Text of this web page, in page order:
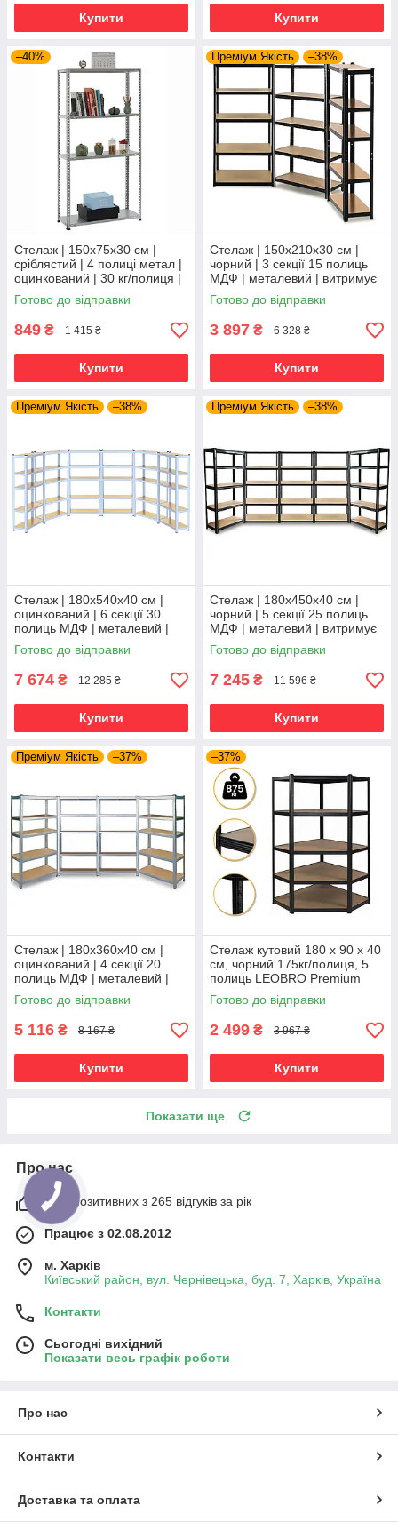
Купити Купити
–40%
Стелаж | 150х75х30 см |
сріблястий | 4 полиці метал |
оцинкований | 30 кг/полиця |
компактний | не псує підлогу |
Siker
Готово до відправки
849 ₴ 1 415 ₴
Купити
Преміум Якість –38%
Стелаж | 150х210х30 см |
чорний | 3 секції 15 полиць
МДФ | металевий | витримує
150 кг на полицю |
універсальний
Готово до відправки
3 897 ₴ 6 328 ₴
Купити
Преміум Якість –38%
Стелаж | 180х540х40 см |
оцинкований | 6 секції 30
полиць МДФ | металевий |
витримує 175 кг на полицю |
універсальний
Готово до відправки
7 674 ₴ 12 285 ₴
Купити
Преміум Якість –38%
Стелаж | 180х450х40 см |
чорний | 5 секції 25 полиць
МДФ | металевий | витримує
175 кг на полицю |
універсальний
Готово до відправки
7 245 ₴ 11 596 ₴
Купити
Преміум Якість –37%
Стелаж | 180х360х40 см |
оцинкований | 4 секції 20
полиць МДФ | металевий |
витримує 175 кг на полицю |
універсальний
Готово до відправки
5 116 ₴ 8 167 ₴
Купити
–37%
Стелаж кутовий 180 х 90 х 40
см, чорний 175кг/полиця, 5
полиць LEOBRO Premium
Готово до відправки
2 499 ₴ 3 967 ₴
Купити
Показати ще
Про нас
98% позитивних з 265 відгуків за рік
Працює з 02.08.2012
м. Харків
Київський район, вул. Чернівецька, буд. 7, Харків, Україна
Контакти
Сьогодні вихідний
Показати весь графік роботи
Про нас
Контакти
Доставка та оплата